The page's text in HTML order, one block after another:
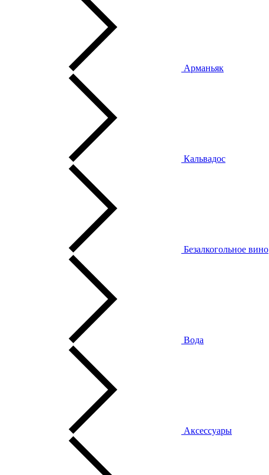
Арманьяк
Кальвадос
Безалкогольное вино
Вода
Аксессуары